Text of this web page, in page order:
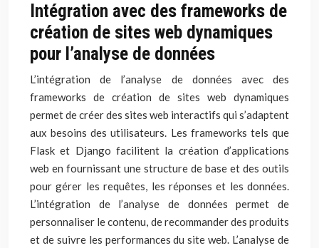
Intégration avec des frameworks de
création de sites web dynamiques
pour l’analyse de données
L’intégration de l’analyse de données avec des
frameworks de création de sites web dynamiques
permet de créer des sites web interactifs qui s’adaptent
aux besoins des utilisateurs. Les frameworks tels que
Flask et Django facilitent la création d’applications
web en fournissant une structure de base et des outils
pour gérer les requêtes, les réponses et les données.
L’intégration de l’analyse de données permet de
personnaliser le contenu, de recommander des produits
et de suivre les performances du site web. L’analyse de